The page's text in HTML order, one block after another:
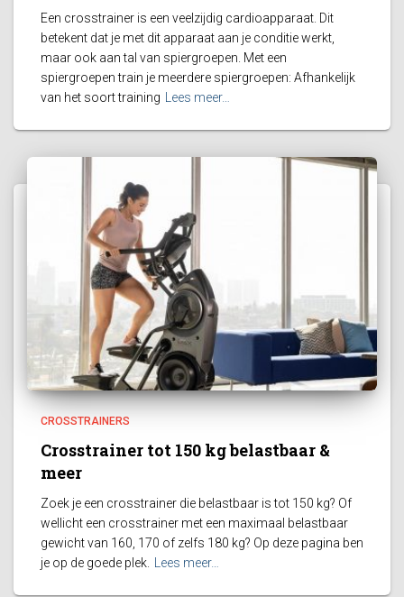
Een crosstrainer is een veelzijdig cardioapparaat. Dit
betekent dat je met dit apparaat aan je conditie werkt,
maar ook aan tal van spiergroepen. Met een
spiergroepen train je meerdere spiergroepen: Afhankelijk
van het soort training Lees meer…
CROSSTRAINERS
Crosstrainer tot 150 kg belastbaar &
meer
Zoek je een crosstrainer die belastbaar is tot 150 kg? Of
wellicht een crosstrainer met een maximaal belastbaar
gewicht van 160, 170 of zelfs 180 kg? Op deze pagina ben
je op de goede plek.
Lees meer…